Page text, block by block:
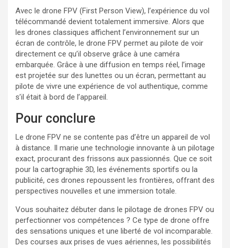
Avec le drone FPV (First Person View), l’expérience du vol
télécommandé devient totalement immersive. Alors que
les drones classiques affichent l’environnement sur un
écran de contrôle, le drone FPV permet au pilote de voir
directement ce qu’il observe grâce à une caméra
embarquée. Grâce à une diffusion en temps réel, l’image
est projetée sur des lunettes ou un écran, permettant au
pilote de vivre une expérience de vol authentique, comme
s’il était à bord de l’appareil.
Pour conclure
Le drone FPV ne se contente pas d’être un appareil de vol
à distance. Il marie une technologie innovante à un pilotage
exact, procurant des frissons aux passionnés. Que ce soit
pour la cartographie 3D, les événements sportifs ou la
publicité, ces drones repoussent les frontières, offrant des
perspectives nouvelles et une immersion totale.
Vous souhaitez débuter dans le pilotage de drones FPV ou
perfectionner vos compétences ? Ce type de drone offre
des sensations uniques et une liberté de vol incomparable.
Des courses aux prises de vues aériennes, les possibilités